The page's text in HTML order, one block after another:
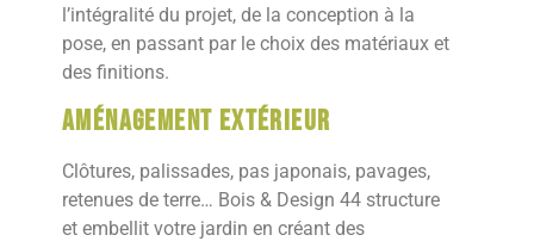
l’intégralité du projet, de la conception à la
pose, en passant par le choix des matériaux et
des finitions.
Aménagement extérieur
Clôtures, palissades, pas japonais, pavages,
retenues de terre… Bois & Design 44 structure
et embellit votre jardin en créant des